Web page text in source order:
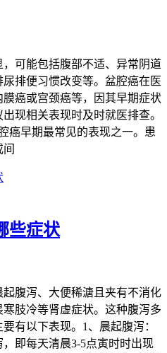
可能包括腹部不适、异常阴道
排便习惯改变等。盆腔癌在医
癌或宫颈癌等，因其早期症状
现相关表现时及时就医排查。
癌早期最常见的表现之一。患
些症状
腹泻、大便稀溏且夹有不消化
肢冷等肾虚症状。这种腹泻多
有以下表现。1、晨起腹泻：
即每天清晨3-5点寅时时出现